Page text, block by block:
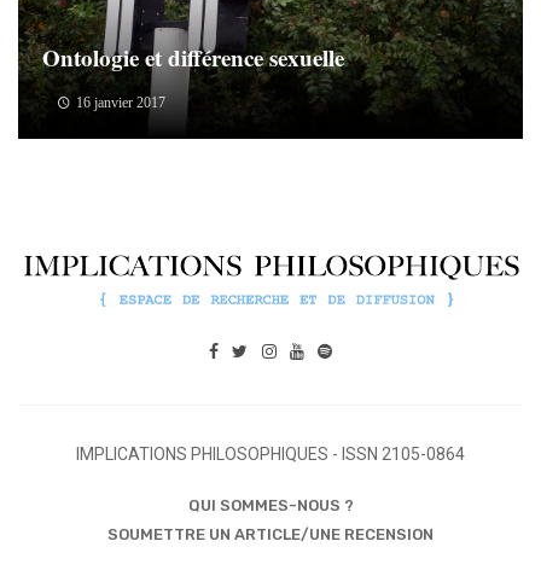
Ontologie et différence sexuelle
16 janvier 2017
IMPLICATIONS PHILOSOPHIQUES - ISSN 2105-0864
QUI SOMMES-NOUS ?
SOUMETTRE UN ARTICLE/UNE RECENSION